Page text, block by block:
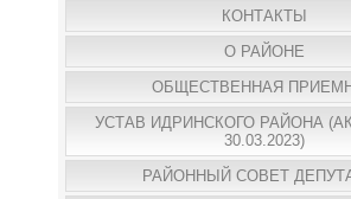
КОНТАКТЫ
О РАЙОНЕ
ОБЩЕСТВЕННАЯ
УСТАВ ИДРИНСКОГО РАЙОНА
30.03.2023)
РАЙОННЫЙ СОВЕТ